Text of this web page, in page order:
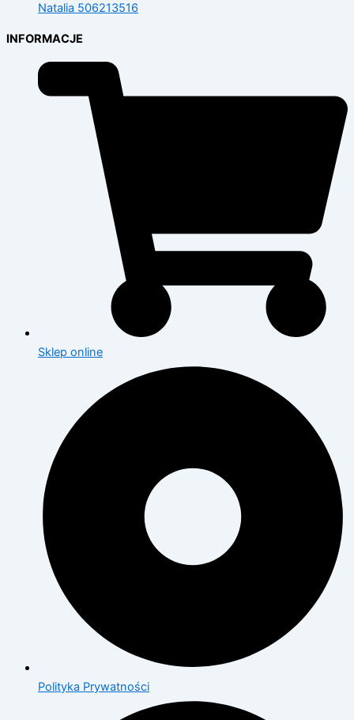
Natalia 506213516
INFORMACJE
Sklep online
Polityka Prywatności